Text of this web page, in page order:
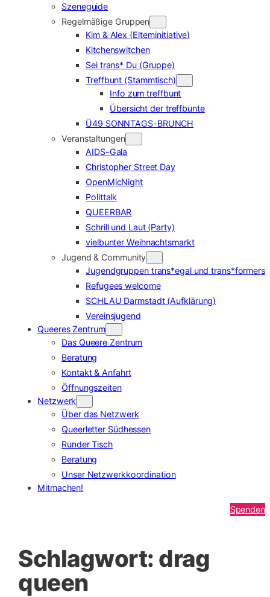
Szeneguide
Regelmäßige Gruppen
Kim & Alex (Elterninitiative)
Kitchenswitchen
Sei trans* Du (Gruppe)
Treffbunt (Stammtisch)
Info zum treffbunt
Übersicht der treffbunte
Ü49 SONNTAGS-BRUNCH
Veranstaltungen
AIDS-Gala
Christopher Street Day
OpenMicNight
Polittalk
QUEERBAR
Schrill und Laut (Party)
vielbunter Weihnachtsmarkt
Jugend & Community
Jugendgruppen trans*egal und trans*formers
Refugees welcome
SCHLAU Darmstadt (Aufklärung)
Vereinsjugend
Queeres Zentrum
Das Queere Zentrum
Beratung
Kontakt & Anfahrt
Öffnungszeiten
Netzwerk
Über das Netzwerk
Queerletter Südhessen
Runder Tisch
Beratung
Unser Netzwerkkoordination
Mitmachen!
Spenden
Schlagwort: drag
queen